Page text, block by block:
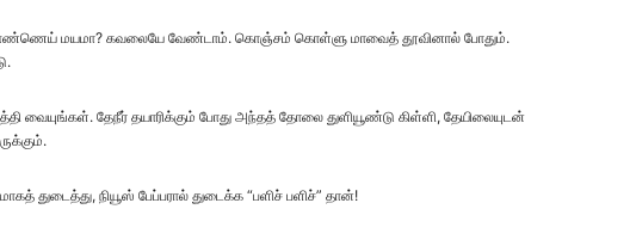
எண்ணெய் மயமா? கவலையே வேண்டாம். கொஞ்சம் கொள்ளு மாவைத் தூவினால் போதும்.
வையுங்கள். தேநீர் தயாரிக்கும் போது அந்தத் தோலை துளியூண்டு கிள்ளி, தேயிலையுடன்
துடைத்து, நியூஸ் பேப்பரால் துடைக்க “பளிச் பளிச்” தான்!